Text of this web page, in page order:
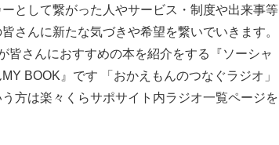
として繋がった人やサービス・制度や出来事等
さんに新たな気づきや希望を繋いでいきます。
皆さんにおすすめの本を紹介をする『ソーシャ
BOOK』です 「おかえもんのつなぐラジオ」
方は楽々くらサポサイト内ラジオ一覧ページを